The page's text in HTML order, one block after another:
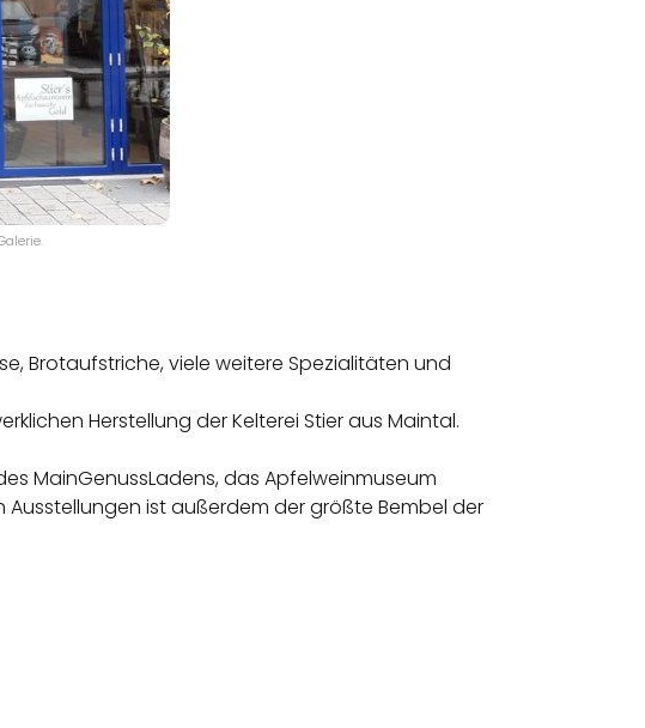
Brotaufstriche, viele weitere Spezialitäten und
Herstellung der Kelterei Stier aus Maintal.
MainGenussLadens, das Apfelweinmuseum
ist außerdem der größte Bembel der